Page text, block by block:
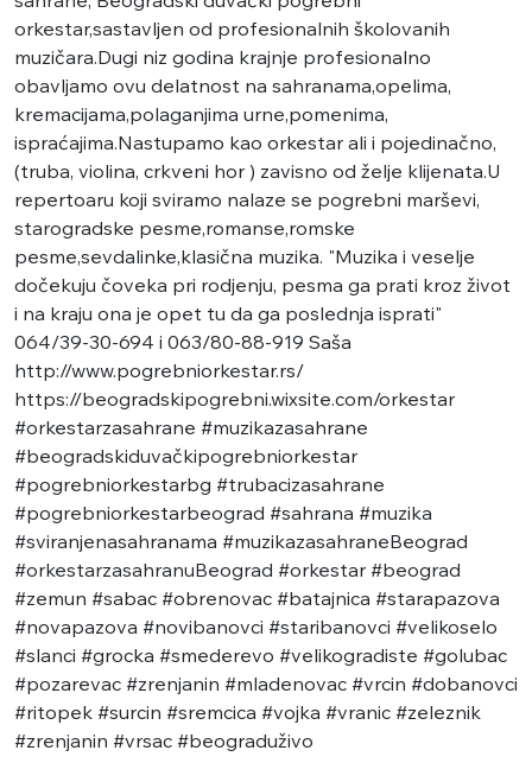
orkestar,sastavljen od profesionalnih školovanih
muzičara.Dugi niz godina krajnje profesionalno
obavljamo ovu delatnost na sahranama,opelima,
kremacijama,polaganjima urne,pomenima,
ispraćajima.Nastupamo kao orkestar ali i pojedinačno,
(truba, violina, crkveni hor ) zavisno od želje klijenata.U
repertoaru koji sviramo nalaze se pogrebni marševi,
starogradske pesme,romanse,romske
pesme,sevdalinke,klasična muzika. "Muzika i veselje
dočekuju čoveka pri rodjenju, pesma ga prati kroz život
i na kraju ona je opet tu da ga poslednja isprati"
064/39-30-694 i 063/80-88-919 Saša
http://www.pogrebniorkestar.rs/
https://beogradskipogrebni.wixsite.com/orkestar
#orkestarzasahrane #muzikazasahrane
#beogradskiduvačkipogrebniorkestar
#pogrebniorkestarbg #trubacizasahrane
#pogrebniorkestarbeograd #sahrana #muzika
#sviranjenasahranama #muzikazasahraneBeograd
#orkestarzasahranuBeograd #orkestar #beograd
#zemun #sabac #obrenovac #batajnica #starapazova
#novapazova #novibanovci #staribanovci #velikoselo
#slanci #grocka #smederevo #velikogradiste #golubac
#pozarevac #zrenjanin #mladenovac #vrcin #dobanovci
#ritopek #surcin #sremcica #vojka #vranic #zeleznik
#zrenjanin #vrsac #beograduživo